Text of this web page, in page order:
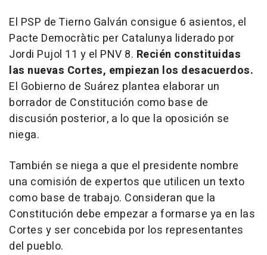
El PSP de Tierno Galván consigue 6 asientos, el
Pacte Democràtic per Catalunya liderado por
Jordi Pujol 11 y el PNV 8. Recién constituidas
las nuevas Cortes, empiezan los desacuerdos.
El Gobierno de Suárez plantea elaborar un
borrador de Constitución como base de
discusión posterior, a lo que la oposición se
niega.
También se niega a que el presidente nombre
una comisión de expertos que utilicen un texto
como base de trabajo. Consideran que la
Constitución debe empezar a formarse ya en las
Cortes y ser concebida por los representantes
del pueblo.